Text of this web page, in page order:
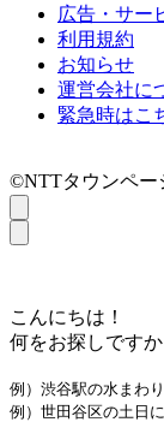
広告・サー
利用規約
お知らせ
運営会社に
緊急時はこ
©NTTタウンペー
こんにちは！
何をお探しですか
例）渋谷駅の水まわ
例）世田谷区の土日